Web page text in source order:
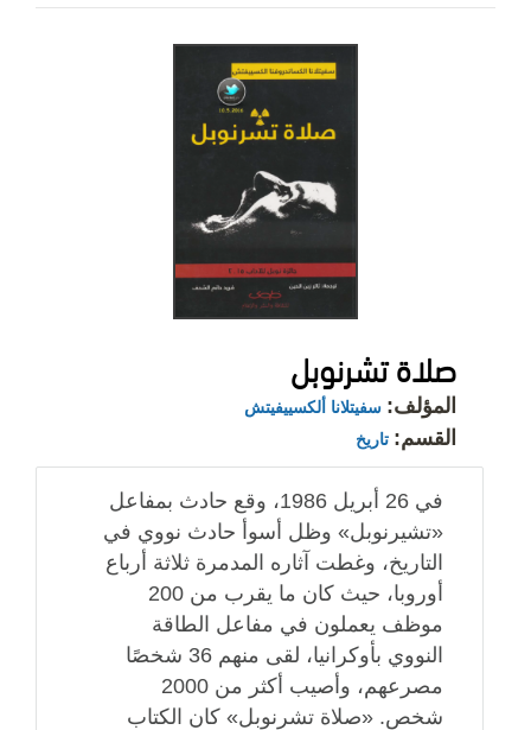
صلاة تشرنوبل
المؤلف: سفيتلانا ألكسييفيتش
القسم: تاريخ
في 26 أبريل 1986، وقع حادث بمفاعل
«تشيرنوبل» وظل أسوأ حادث نووي في
التاريخ، وغطت آثاره المدمرة ثلاثة أرباع
أوروبا، حيث كان ما يقرب من 200
موظف يعملون في مفاعل الطاقة
النووي بأوكرانيا، لقى منهم 36 شخصًا
مصرعهم، وأصيب أكثر من 2000
شخص. «صلاة تشرنوبل» كان الكتاب